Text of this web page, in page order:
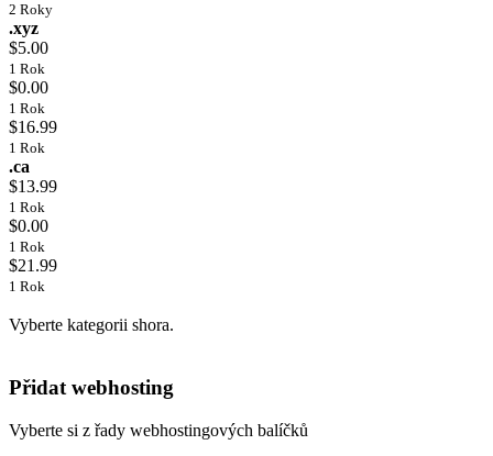
2 Roky
.xyz
$5.00
1 Rok
$0.00
1 Rok
$16.99
1 Rok
.ca
$13.99
1 Rok
$0.00
1 Rok
$21.99
1 Rok
Vyberte kategorii shora.
Přidat webhosting
Vyberte si z řady webhostingových balíčků